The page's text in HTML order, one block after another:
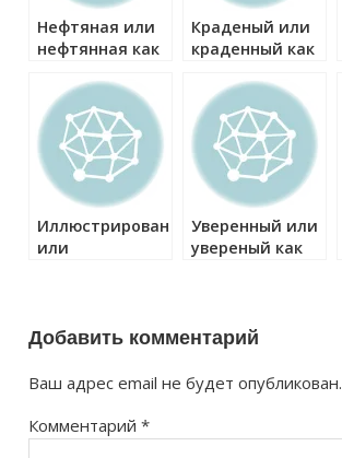
Нефтяная или
нефтянная как
Краденый или
краденный как
Иллюстрированный
или
Уверенный или
увереный как
Добавить комментарий
Ваш адрес email не будет опубликован.
Комментарий *